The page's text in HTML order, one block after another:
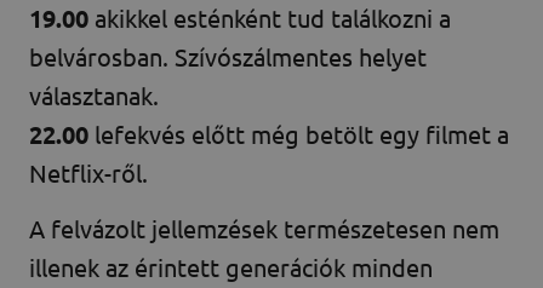
19.00 akikkel esténként tud találkozni a
belvárosban. Szívószálmentes helyet
választanak.
22.00 lefekvés előtt még betölt egy filmet a
Netflix-ről.
A felvázolt jellemzések természetesen nem
illenek az érintett generációk minden